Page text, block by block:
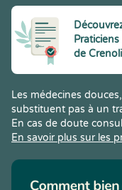
de
Les médecines
substituent pas à un
En cas de doute
En savoir plus sur les